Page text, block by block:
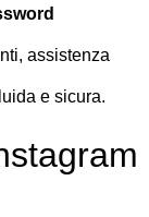
assistenza
e sicura.